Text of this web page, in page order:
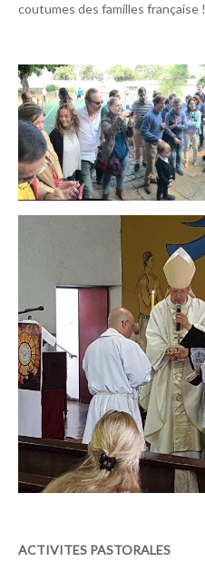
coutumes des familles française !
ACTIVITES PASTORALES